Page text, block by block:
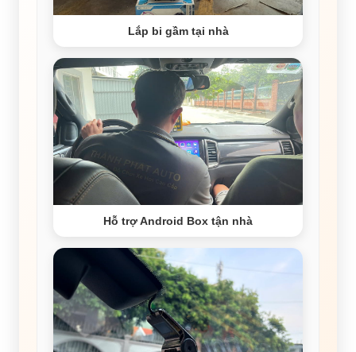
Lắp bi gầm tại nhà
Hỗ trợ Android Box tận nhà